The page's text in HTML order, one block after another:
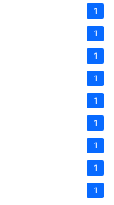
1
1
1
1
1
1
1
1
1